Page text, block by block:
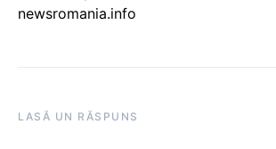
newsromania.info
LASĂ UN RĂSPUNS